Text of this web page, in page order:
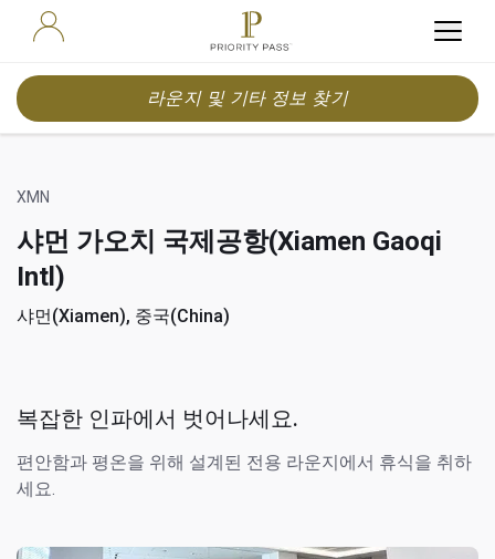
라운지 및 기타 정보 찾기
XMN
샤먼 가오치 국제공항(Xiamen Gaoqi
Intl)
샤먼(Xiamen), 중국(China)
복잡한 인파에서 벗어나세요.
편안함과 평온을 위해 설계된 전용 라운지에서 휴식을 취하
세요.